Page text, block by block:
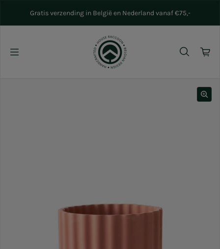
Gratis verzending in België en Nederland vanaf €75,-